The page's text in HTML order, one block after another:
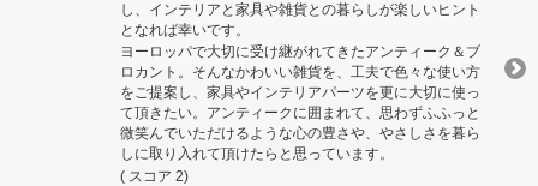
し、インテリアと家具や雑貨との暮らしが楽しいヒント
となれば幸いです。
ヨーロッパで大切に受け継がれてきたアンティーク＆ブ
ロカント。そんなかわいい雑貨を、工夫で色々な使い方
をご提案し、家具やインテリアパーツを更に大切に使っ
て頂きたい。アンティークに囲まれて、思わずふふっと
微笑んでいただけるような心の豊さや、やさしさを暮ら
しに取り入れて頂けたらと思っています。
( スコア 2)